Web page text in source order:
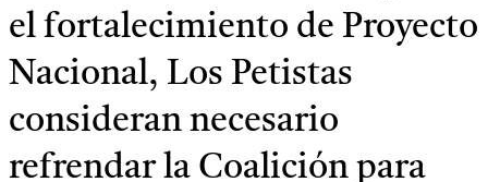
el fortalecimiento de Proyecto
Nacional, Los Petistas
consideran necesario
refrendar la Coalición para